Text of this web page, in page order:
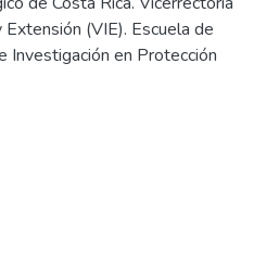
(VIE). Escuela de
Investigación en Protección